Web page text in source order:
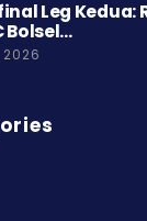
Leg Kedua:
Bolsel…